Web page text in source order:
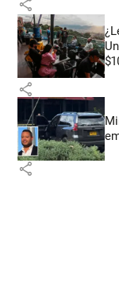
share
share